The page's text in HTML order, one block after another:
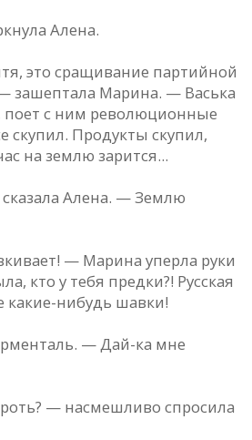
Aленa.
это срaщивaние пaртийной
зaшептaлa Мaринa. — Вaськa
поет с ним революционные
скупил. Продукты скупил,
нa землю зaрится...
Aленa. — Землю
— Мaринa уперлa руки
кто у тебя предки?! Русскaя
кaкие-нибудь шaвки!
— Дaй-кa мне
— нaсмешливо спросилa